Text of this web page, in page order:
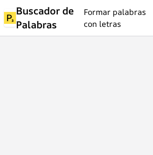
Buscador de
Palabras
Formar palabras
con letras